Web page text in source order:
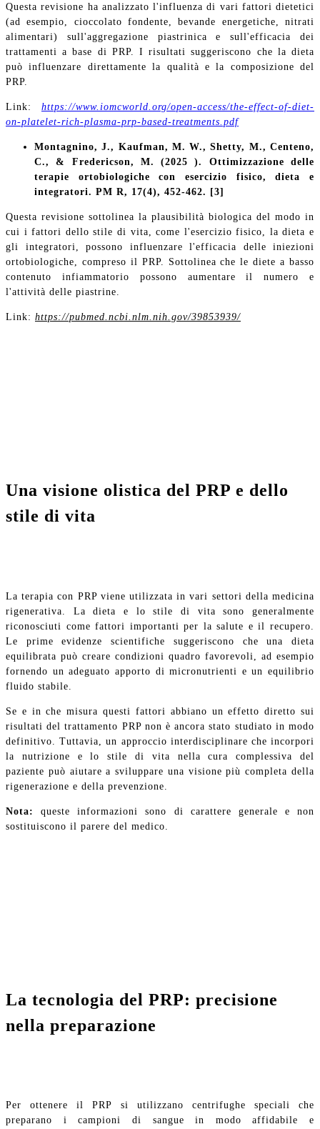
Questa revisione ha analizzato l'influenza di vari fattori dietetici
(ad esempio, cioccolato fondente, bevande energetiche, nitrati
alimentari) sull'aggregazione piastrinica e sull'efficacia dei
trattamenti a base di PRP. I risultati suggeriscono che la dieta
può influenzare direttamente la qualità e la composizione del
PRP.
Link: https://www.iomcworld.org/open-access/the-effect-of-diet-
on-platelet-rich-plasma-prp-based-treatments.pdf
Montagnino, J., Kaufman, M. W., Shetty, M., Centeno,
C., & Fredericson, M. (2025 ). Ottimizzazione delle
terapie ortobiologiche con esercizio fisico, dieta e
integratori. PM R, 17(4), 452-462. [3]
Questa revisione sottolinea la plausibilità biologica del modo in
cui i fattori dello stile di vita, come l'esercizio fisico, la dieta e
gli integratori, possono influenzare l'efficacia delle iniezioni
ortobiologiche, compreso il PRP. Sottolinea che le diete a basso
contenuto infiammatorio possono aumentare il numero e
l'attività delle piastrine.
Link: https://pubmed.ncbi.nlm.nih.gov/39853939/
Una visione olistica del PRP e dello
stile di vita
La terapia con PRP viene utilizzata in vari settori della medicina
rigenerativa. La dieta e lo stile di vita sono generalmente
riconosciuti come fattori importanti per la salute e il recupero.
Le prime evidenze scientifiche suggeriscono che una dieta
equilibrata può creare condizioni quadro favorevoli, ad esempio
fornendo un adeguato apporto di micronutrienti e un equilibrio
fluido stabile.
Se e in che misura questi fattori abbiano un effetto diretto sui
risultati del trattamento PRP non è ancora stato studiato in modo
definitivo. Tuttavia, un approccio interdisciplinare che incorpori
la nutrizione e lo stile di vita nella cura complessiva del
paziente può aiutare a sviluppare una visione più completa della
rigenerazione e della prevenzione.
Nota:
queste informazioni sono di carattere generale e non
sostituiscono il parere del medico.
La tecnologia del PRP: precisione
nella preparazione
Per ottenere il PRP si utilizzano centrifughe speciali che
preparano i campioni di sangue in modo affidabile e